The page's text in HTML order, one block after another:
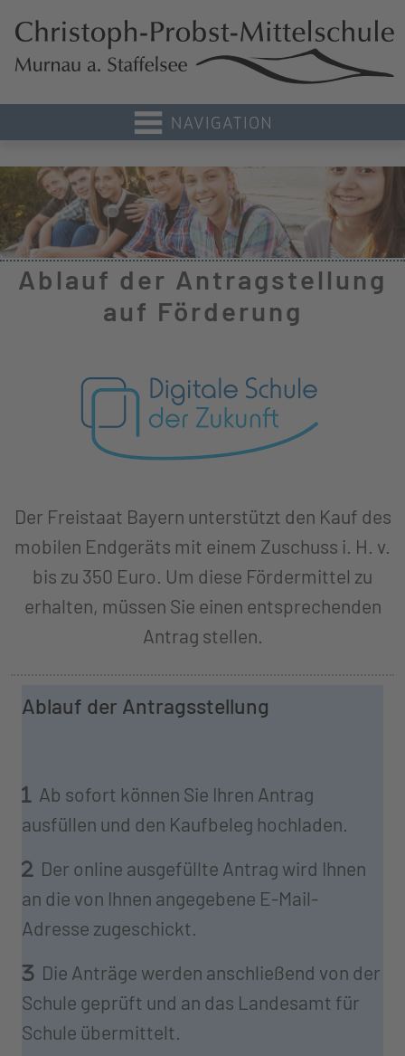
Ablauf der Antragstellung
auf Förderung
Der Freistaat Bayern unterstützt den Kauf des
mobilen Endgeräts mit einem Zuschuss i. H. v.
bis zu 350 Euro. Um diese Fördermittel zu
erhalten, müssen Sie einen entsprechenden
Antrag stellen.
Ablauf der Antragsstellung
Ab sofort können Sie Ihren Antrag
ausfüllen und den Kaufbeleg hochladen.
Der online ausgefüllte Antrag wird Ihnen
an die von Ihnen angegebene E-Mail-
Adresse zugeschickt.
Die Anträge werden anschließend von der
Schule geprüft und an das Landesamt für
Schule übermittelt.